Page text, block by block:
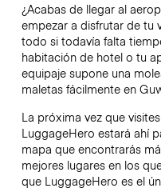
¿Acabas de llegar al
empezar a disfrutar de tu
todo si todavía falta
habitación de hotel o tu
equipaje supone una
maletas fácilmente en
La próxima vez que
LuggageHero estará ahí
mapa que encontrarás
mejores lugares en los
que LuggageHero es el